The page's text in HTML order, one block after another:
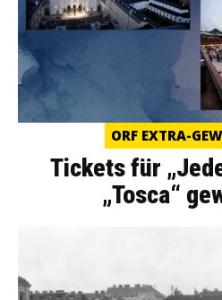
ORF EXTRA-
Tickets für
„Tosca“